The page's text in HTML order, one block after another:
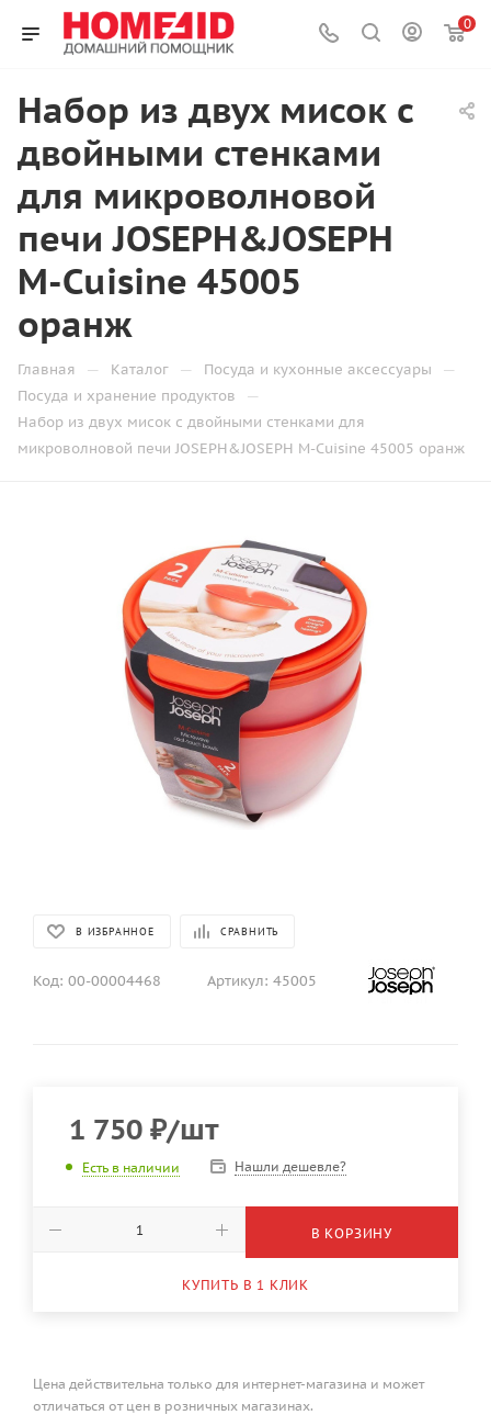
0
Набор из двух мисок с
двойными стенками
для микроволновой
печи JOSEPH&JOSEPH
M-Cuisine 45005
оранж
Главная — Каталог — Посуда и кухонные аксессуары —
Посуда и хранение продуктов —
Набор из двух мисок с двойными стенками для
микроволновой печи JOSEPH&JOSEPH M-Cuisine 45005 оранж
В ИЗБРАННОЕ СРАВНИТЬ
Код: 00-00004468 Артикул: 45005
1 750 ₽/шт
Есть в наличии Нашли дешевле?
В КОРЗИНУ
КУПИТЬ В 1 КЛИК
Цена действительна только для интернет-магазина и может
отличаться от цен в розничных магазинах.